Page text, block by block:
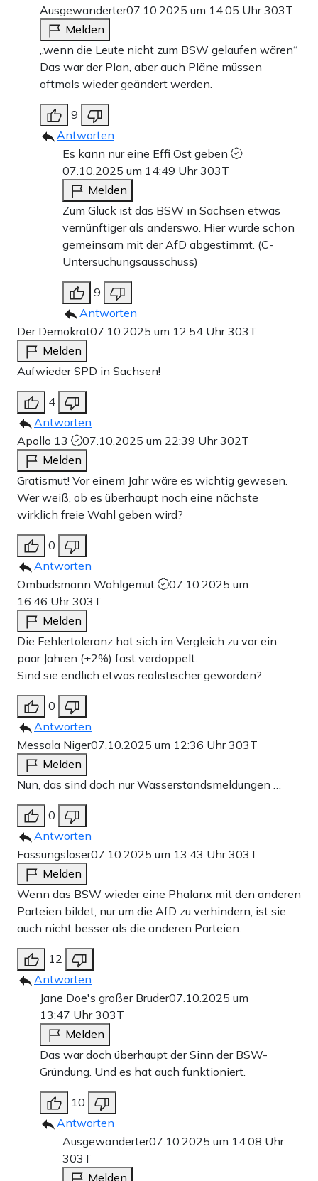
Ausgewanderter07.10.2025 um 14:05 Uhr303T
Melden
„wenn die Leute nicht zum BSW gelaufen wären“
Das war der Plan, aber auch Pläne müssen
oftmals wieder geändert werden.
9
Antworten
Es kann nur eine Effi Ost geben
07.10.2025 um 14:49 Uhr303T
Melden
Zum Glück ist das BSW in Sachsen etwas
vernünftiger als anderswo. Hier wurde schon
gemeinsam mit der AfD abgestimmt. (C-
Untersuchungsausschuss)
9
Antworten
Der Demokrat07.10.2025 um 12:54 Uhr303T
Melden
Aufwieder SPD in Sachsen!
4
Antworten
Apollo 13
07.10.2025 um 22:39 Uhr302T
Melden
Gratismut! Vor einem Jahr wäre es wichtig gewesen.
Wer weiß, ob es überhaupt noch eine nächste
wirklich freie Wahl geben wird?
0
Antworten
Ombudsmann Wohlgemut
07.10.2025 um
16:46 Uhr303T
Melden
Die Fehlertoleranz hat sich im Vergleich zu vor ein
paar Jahren (±2%) fast verdoppelt.
Sind sie endlich etwas realistischer geworden?
0
Antworten
Messala Niger07.10.2025 um 12:36 Uhr303T
Melden
Nun, das sind doch nur Wasserstandsmeldungen …
0
Antworten
Fassungsloser07.10.2025 um 13:43 Uhr303T
Melden
Wenn das BSW wieder eine Phalanx mit den anderen
Parteien bildet, nur um die AfD zu verhindern, ist sie
auch nicht besser als die anderen Parteien.
12
Antworten
Jane Doe's großer Bruder07.10.2025 um
13:47 Uhr303T
Melden
Das war doch überhaupt der Sinn der BSW-
Gründung. Und es hat auch funktioniert.
10
Antworten
Ausgewanderter07.10.2025 um 14:08 Uhr
303T
Melden